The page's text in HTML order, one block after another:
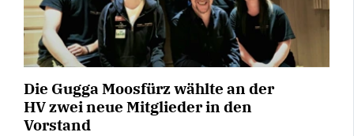
Die Gugga Moosfürz wählte an der
HV zwei neue Mitglieder in den
Vorstand